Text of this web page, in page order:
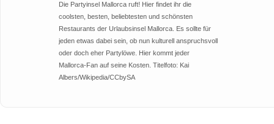
Die Partyinsel Mallorca ruft! Hier findet ihr die
coolsten, besten, beliebtesten und schönsten
Restaurants der Urlaubsinsel Mallorca. Es sollte für
jeden etwas dabei sein, ob nun kulturell anspruchsvoll
oder doch eher Partylöwe. Hier kommt jeder
Mallorca-Fan auf seine Kosten. Titelfoto: Kai
Albers/Wikipedia/CCbySA